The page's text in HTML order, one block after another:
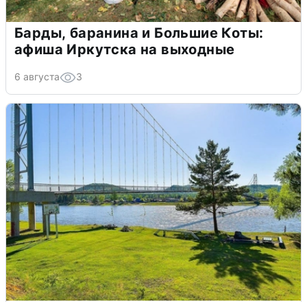
Барды, баранина и Большие Коты:
афиша Иркутска на выходные
6 августа 3